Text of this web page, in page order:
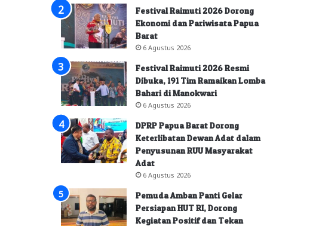
Festival Raimuti 2026 Dorong
Ekonomi dan Pariwisata Papua
Barat
6 Agustus 2026
Festival Raimuti 2026 Resmi
Dibuka, 191 Tim Ramaikan Lomba
Bahari di Manokwari
6 Agustus 2026
DPRP Papua Barat Dorong
Keterlibatan Dewan Adat dalam
Penyusunan RUU Masyarakat
Adat
6 Agustus 2026
Pemuda Amban Panti Gelar
Persiapan HUT RI, Dorong
Kegiatan Positif dan Tekan